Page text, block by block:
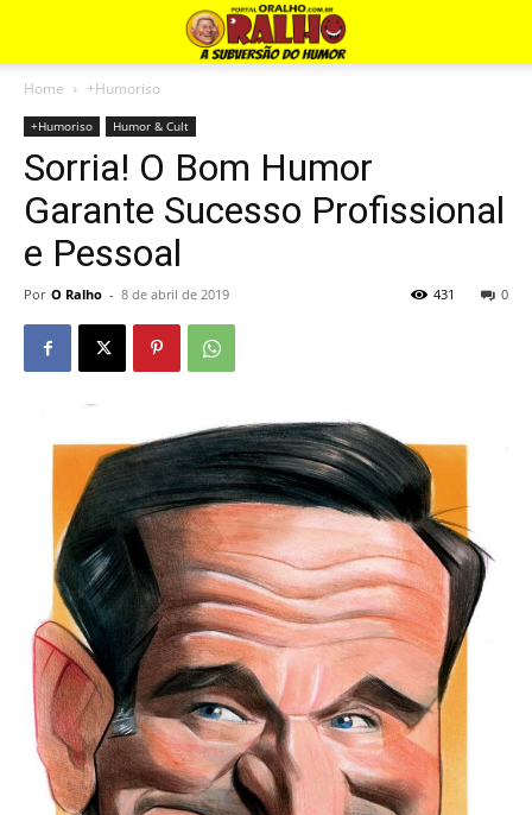
Home +Humoriso
+Humoriso Humor & Cult
Sorria! O Bom Humor
Garante Sucesso Profissional
e Pessoal
Por O Ralho - 8 de abril de 2019 0
431